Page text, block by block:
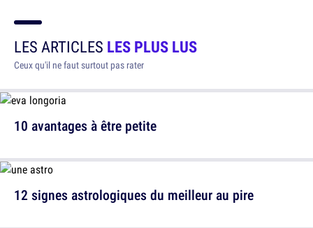
LES ARTICLES LES PLUS LUS
Ceux qu'il ne faut surtout pas rater
10 avantages à être petite
12 signes astrologiques du meilleur au pire